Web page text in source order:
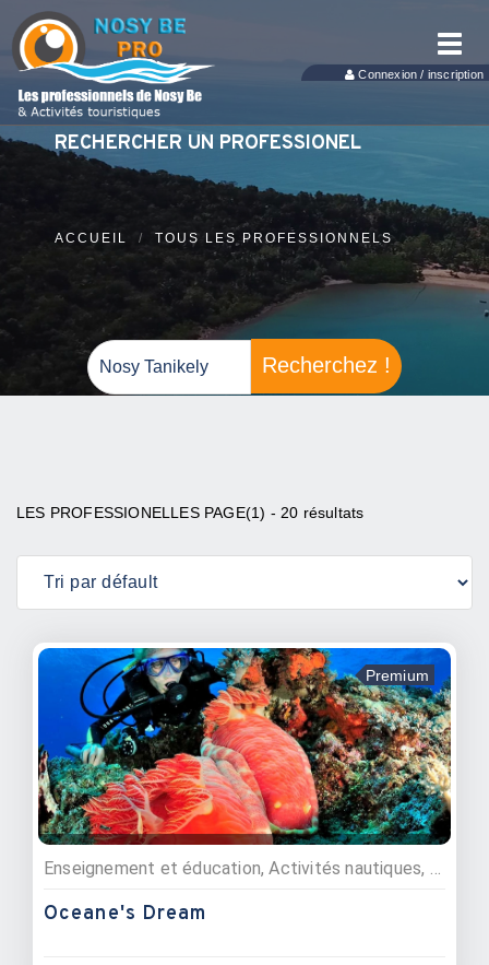
Connexion / inscription
RECHERCHER UN PROFESSIONEL
ACCUEIL TOUS LES PROFESSIONNELS
Recherchez !
LES PROFESSIONELLES PAGE(1) - 20 résultats
Premium
Enseignement et éducation, Activités nautiques, Excursions, Plongée sous marine, Croisières, Vente matériel nautique, Centres de formations
Oceane's Dream